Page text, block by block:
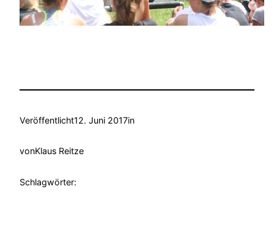
Veröffentlicht12. Juni 2017in
vonKlaus Reitze
Schlagwörter: